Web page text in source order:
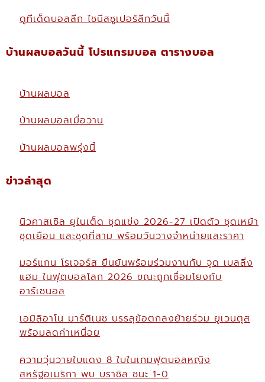
ดูทีเด็ดบอลลีก ไชนีสซูเปอร์ลีกวันนี้
บ้านผลบอลวันนี้ โปรแกรมบอล ตารางบอล
บ้านผลบอล
บ้านผลบอลเมื่อวาน
บ้านผลบอลพรุ่งนี้
ข่าวล่าสุด
นิวคาสเซิล ยูไนเต็ด ชุดแข่ง 2026-27 เปิดตัว ชุดเหย้า
ชุดเยือน และชุดที่สาม พร้อมวันวางจำหน่ายและราคา
มอร์แกน โรเจอร์ส ยืนยันพร้อมร่วมงานกับ จูด เบลลิ่ง
แฮม ในฟุตบอลโลก 2026 ขณะถูกเชื่อมโยงกับ
อาร์เซนอล
เอมิลิอาโน มาร์ติเนซ บรรลุข้อตกลงย้ายร่วม ยูเวนตุส
พร้อมลดค่าเหนื่อย
ความวุ่นวายใบแดง 8 ใบในเกมฟุตบอลหญิง
สหรัฐอเมริกา พบ บราซิล ชนะ 1-0